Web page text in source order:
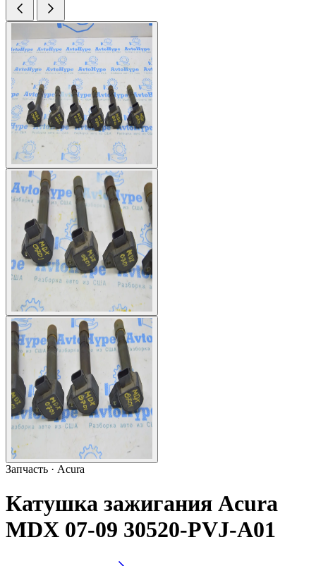
Запчасть · Acura
Катушка зажигания Acura
MDX 07-09 30520-PVJ-A01